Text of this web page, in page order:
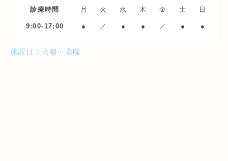
診療時間 月 火 水 木 金 土 日
9:00-17:00 ● ／ ● ● ／ ● ●
休診日：火曜・金曜